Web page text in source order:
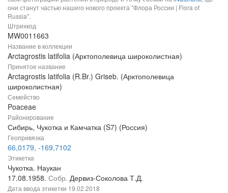
они станут частью нашего нового проекта "Флора России | Flora of
Russia".
Штрихкод
MW0011663
Название в коллекции
Arctagrostis latifolia (Арктополевица широколистная)
Принятое название
Arctagrostis latifolia (R.Br.) Griseb. (Арктополевица
широколистная)
Семейство
Poaceae
Районирование
Сибирь, Чукотка и Камчатка (S7) (Россия)
Геопривязка
66,0179, -169,7102
Этикетка
Чукотка. Наукан
17.08.1958. Собр. Дервиз-Соколова Т.Д.
Дата ввода этикетки 19.02.2018